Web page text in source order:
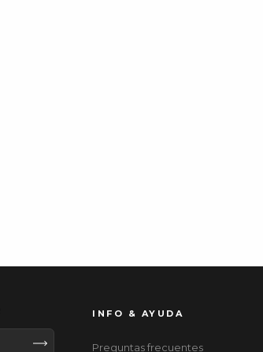
INFO & AYUDA
Preguntas frecuentes